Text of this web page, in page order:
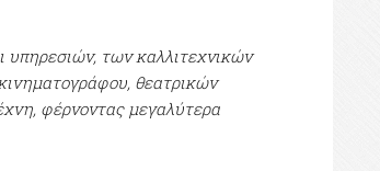
υπηρεσιών, των καλλιτεχνικών
θεατρικών
φέρνοντας μεγαλύτερα